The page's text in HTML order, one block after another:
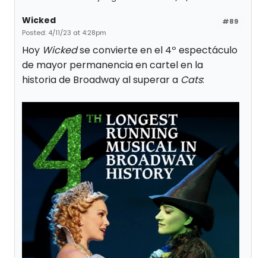
#89
Wicked
Posted: 4/11/23 at 4:28pm
Hoy Wickedse convierte en el 4º espectáculo
de mayor permanencia en cartel en la
historia de Broadway al superar a Cats: